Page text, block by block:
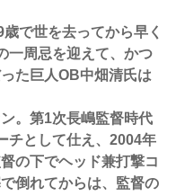
で世を去ってから早く
一周忌を迎えて、かつ
た巨人OB中畑清氏は
。第1次長嶋監督時代
チとして仕え、2004年
の下でヘッド兼打撃コ
倒れてからは、監督の